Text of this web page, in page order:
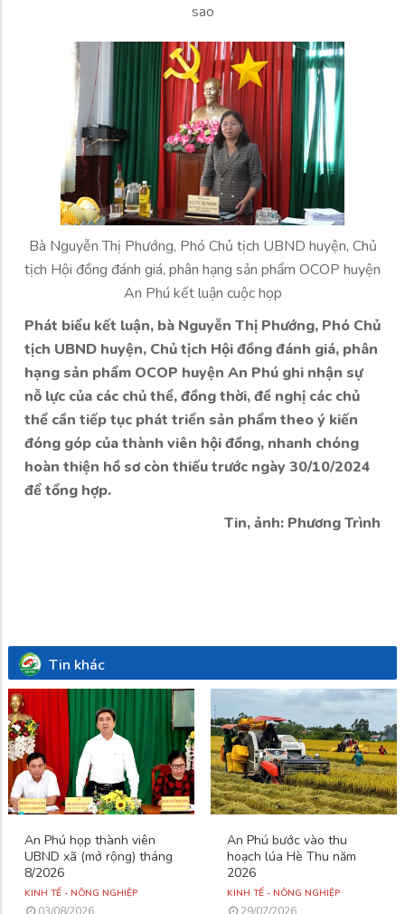
sao
Bà Nguyễn Thị Phướng, Phó Chủ tịch UBND huyện, Chủ
tịch Hội đồng đánh giá, phân hạng sản phẩm OCOP huyện
An Phú kết luận cuộc họp
Phát biểu kết luận, bà Nguyễn Thị Phướng, Phó Chủ
tịch UBND huyện, Chủ tịch Hội đồng đánh giá, phân
hạng sản phẩm OCOP huyện An Phú ghi nhận sự
nỗ lực của các chủ thể, đồng thời, đề nghị các chủ
thể cần tiếp tục phát triển sản phẩm theo ý kiến
đóng góp của thành viên hội đồng, nhanh chóng
hoàn thiện hồ sơ còn thiếu trước ngày 30/10/2024
để tổng hợp.
Tin, ảnh: Phương Trình
Tin khác
An Phú họp thành viên
UBND xã (mở rộng) tháng
8/2026
KINH TẾ - NÔNG NGHIỆP
03/08/2026
An Phú bước vào thu
hoạch lúa Hè Thu năm
2026
KINH TẾ - NÔNG NGHIỆP
29/07/2026